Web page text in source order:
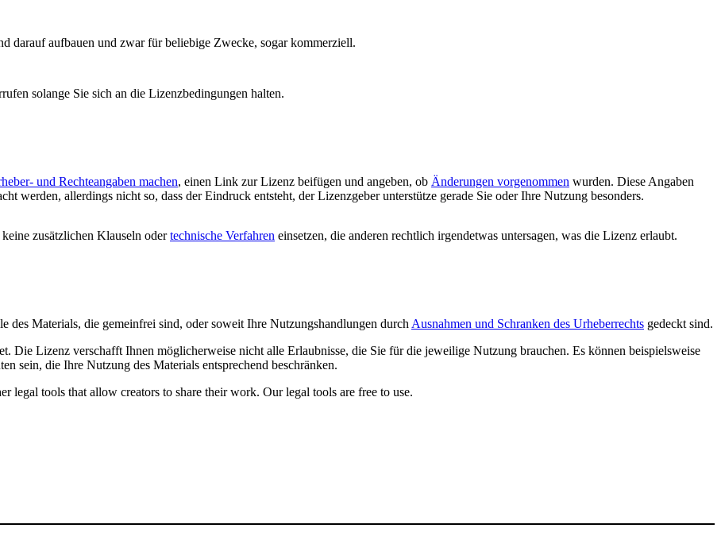
darauf aufbauen und zwar für beliebige Zwecke, sogar kommerziell.
solange Sie sich an die Lizenzbedingungen halten.
und Rechteangaben machen, einen Link zur Lizenz beifügen und angeben, ob Änderungen vorgenommen wurden. Diese Angaben
werden, allerdings nicht so, dass der Eindruck entsteht, der Lizenzgeber unterstütze gerade Sie oder Ihre Nutzung besonders.
zusätzlichen Klauseln odertechnische Verfahren einsetzen, die anderen rechtlich irgendetwas untersagen, was die Lizenz erlaubt.
des Materials, die gemeinfrei sind, oder soweit Ihre Nutzungshandlungen durch Ausnahmen und Schranken des Urheberrechts gedeckt sind.
Die Lizenz verschafft Ihnen möglicherweise nicht alle Erlaubnisse, die Sie für die jeweilige Nutzung brauchen. Es können beispielsweise
sein, die Ihre Nutzung des Materials entsprechend beschränken.
legal tools that allow creators to share their work. Our legal tools are free to use.